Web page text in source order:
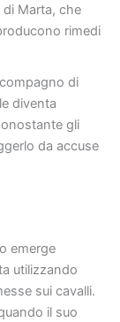
Marta, che
rimedi
di
diventa
gli
da accuse
emerge
utilizzando
sui cavalli.
il suo